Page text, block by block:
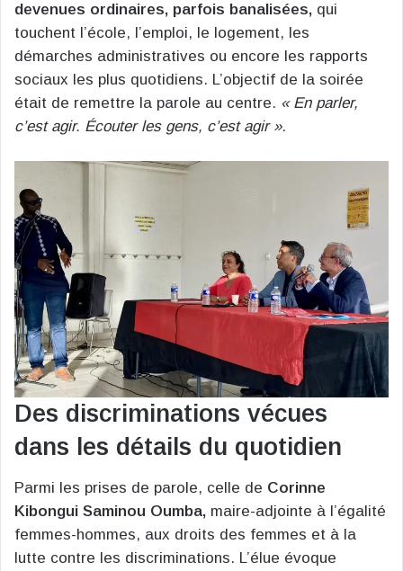
devenues ordinaires, parfois banalisées, qui
touchent l’école, l’emploi, le logement, les
démarches administratives ou encore les rapports
sociaux les plus quotidiens. L’objectif de la soirée
était de remettre la parole au centre. « En parler,
c’est agir. Écouter les gens, c’est agir ».
Des discriminations vécues
dans les détails du quotidien
Parmi les prises de parole, celle de Corinne
Kibongui Saminou Oumba, maire-adjointe à l’égalité
femmes-hommes, aux droits des femmes et à la
lutte contre les discriminations. L’élue évoque